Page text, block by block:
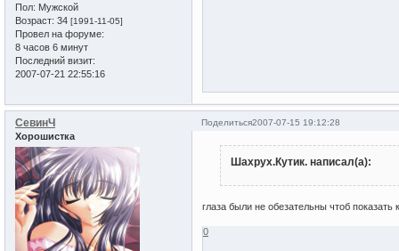
Пол: Мужской
Возраст: 34 [1991-11-05]
Провел на форуме:
8 часов 6 минут
Последний визит:
2007-07-21 22:55:16
Поделиться2007-07-15 19:12:28
СевинЧ
Хорошистка
Шахрух.Кутик. написал(а):
глаза были не обезательны чтоб показать
0